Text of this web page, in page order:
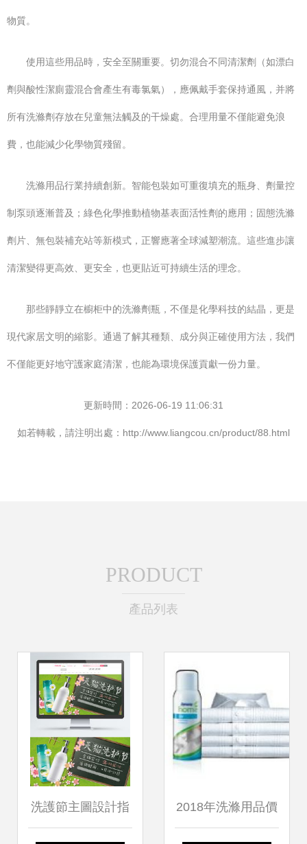
物質。
使用這些用品時，安全至關重要。切勿混合不同清潔劑（如漂白
劑與酸性潔廁靈混合會產生有毒氯氣），應佩戴手套保持通風，并將
所有洗滌劑存放在兒童無法觸及的干燥處。合理用量不僅能避免浪
費，也能減少化學物質殘留。
洗滌用品行業持續創新。智能包裝如可重復填充的瓶身、劑量控
制泵頭逐漸普及；綠色化學推動植物基表面活性劑的應用；固態洗滌
劑片、無包裝補充站等新模式，正響應著全球減塑潮流。這些進步讓
清潔變得更高效、更安全，也更貼近可持續生活的理念。
那些靜靜立在櫥柜中的洗滌劑瓶，不僅是化學科技的結晶，更是
現代家居文明的縮影。通過了解其種類、成分與正確使用方法，我們
不僅能更好地守護家庭清潔，也能為環境保護貢獻一份力量。
更新時間：2026-06-19 11:06:31
如若轉載，請注明出處：http://www.liangcou.cn/product/88.html
PRODUCT
產品列表
洗護節主圖設計指 2018年洗滌用品價